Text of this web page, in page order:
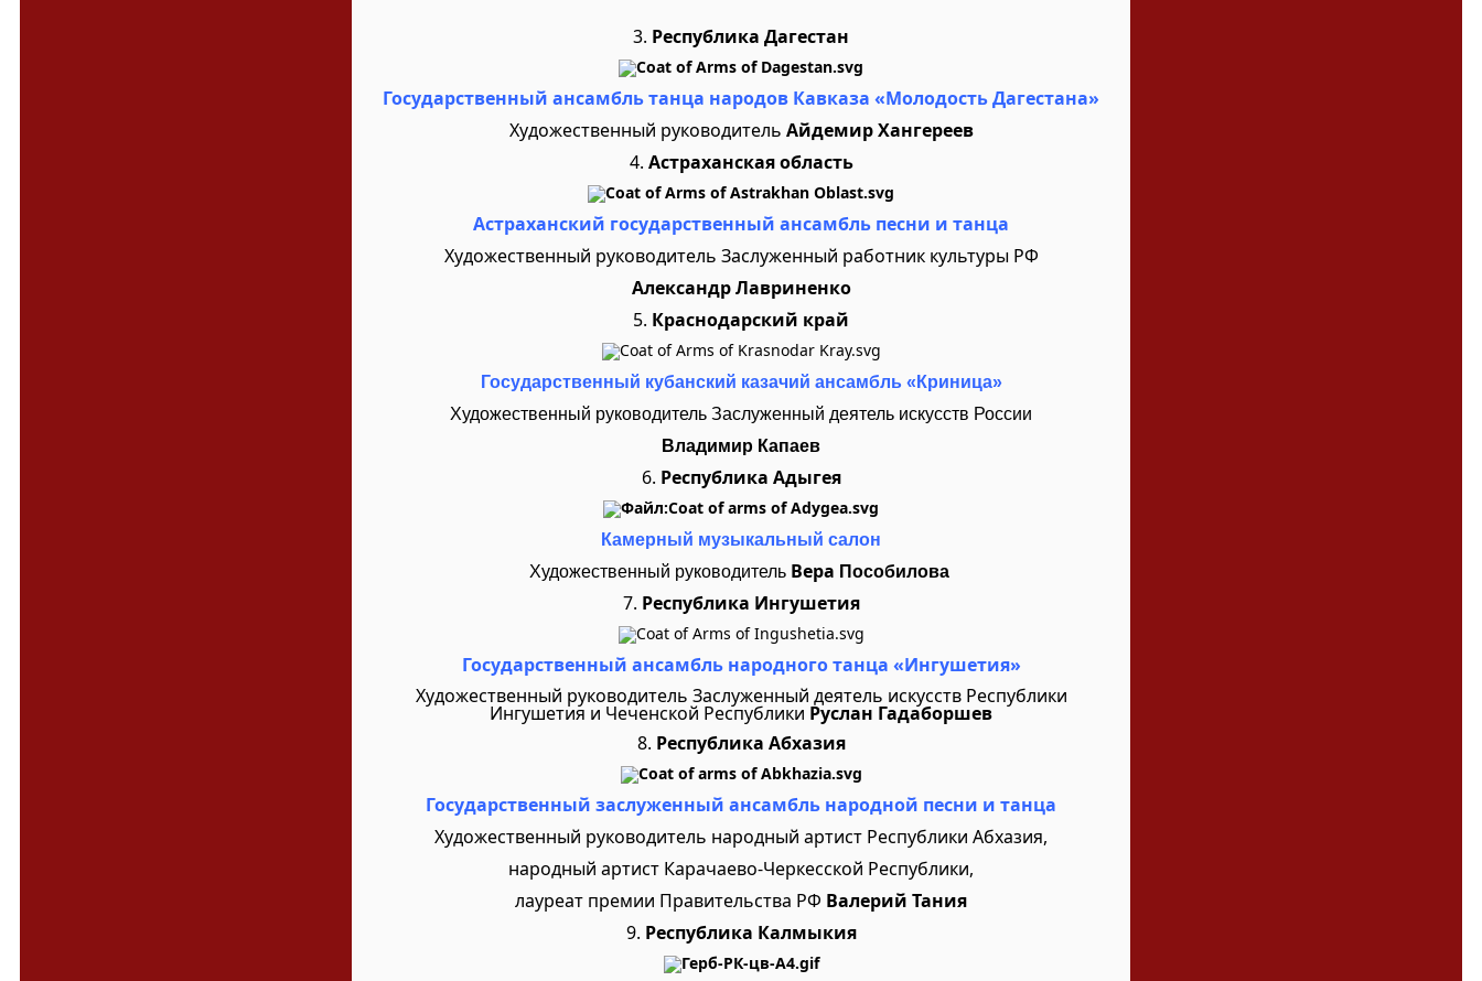
3. Республика Дагестан
Государственный ансамбль танца народов Кавказа «Молодость Дагестана»
Художественный руководитель Айдемир Хангереев
4. Астраханская область
Астраханский государственный ансамбль песни и танца
Художественный руководитель Заслуженный работник культуры РФ
Александр Лавриненко
5. Краснодарский край
Государственный кубанский казачий ансамбль «Криница»
Художественный руководитель Заслуженный деятель искусств России
Владимир Капаев
6. Республика Адыгея
Камерный музыкальный салон
Художественный руководитель Вера Пособилова
7. Республика Ингушетия
Государственный ансамбль народного танца «Ингушетия»
Художественный руководитель Заслуженный деятель искусств Республики
Ингушетия и Чеченской Республики Руслан Гадаборшев
8. Республика Абхазия
Государственный заслуженный ансамбль народной песни и танца
Художественный руководитель народный артист Республики Абхазия,
народный артист Карачаево-Черкесской Республики,
лауреат премии Правительства РФ Валерий Тания
9. Республика Калмыкия